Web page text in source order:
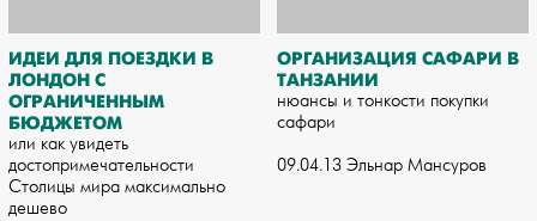
ИДЕИ ДЛЯ ПОЕЗДКИ В
ЛОНДОН С
ОГРАНИЧЕННЫМ
БЮДЖЕТОМ
или как увидеть
достопримечательности
Столицы мира максимально
дешево
ОРГАНИЗАЦИЯ САФАРИ В
ТАНЗАНИИ
нюансы и тонкости покупки
сафари
09.04.13 Эльнар Мансуров